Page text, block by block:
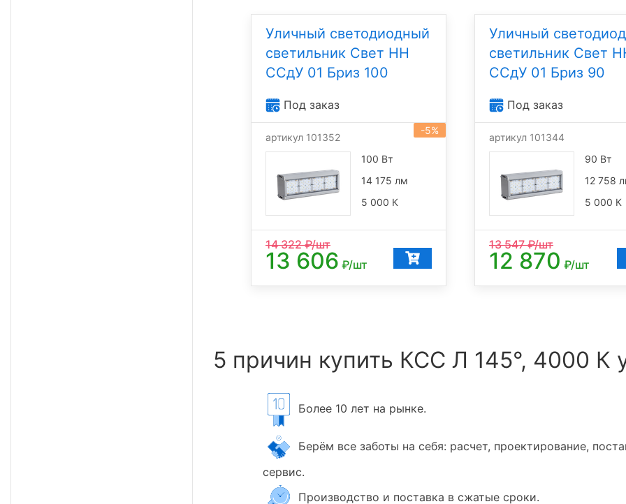
Уличный светодиодный
светильник Свет НН
ССдУ 01 Бриз 100
Под заказ
-5%
артикул 101352
100 Вт
14 175 лм
5 000 К
14 322₽/шт
13 606 ₽/шт
Уличный
светильник Свет
ССдУ 01 Бриз 90
Под заказ
артикул 101344
90 Вт
12 758
5 000 К
13 547₽/шт
12 870 ₽/шт
5 причин купить КСС Л 145°, 4000 К
Более 10 лет на рынке.
Берём все заботы на себя: расчет, проектирование,
сервис.
Производство и поставка в сжатые сроки.